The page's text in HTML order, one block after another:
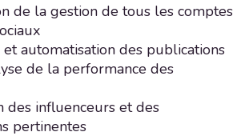
de la gestion de tous les comptes
automatisation des publications
de la performance des
des influenceurs et des
pertinentes